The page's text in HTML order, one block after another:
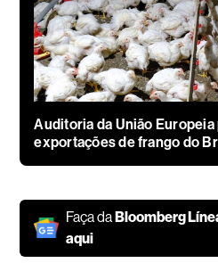
Auditoria da União
exportações de frango do
Faça daBloomberg
aqui